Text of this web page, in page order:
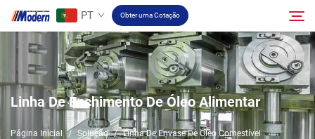
PT Obter uma Cotação
Solução
Envase E Embalagem
Pesquisar
Página Inicial / Solução / Linha De Envase De Óleo Comestível
Linha De Enchimento De Óleo Alimentar